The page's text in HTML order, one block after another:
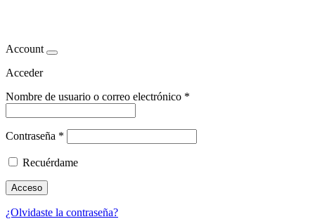
Account
Acceder
Nombre de usuario o correo electrónico *
Contraseña *
Recuérdame
Acceso
¿Olvidaste la contraseña?